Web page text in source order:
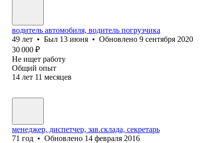
водитель автомобиля, водитель погрузчика
49 лет • Был 13 июня • Обновлено 9 сентября 2020
30 000 ₽
Не ищет работу
Общий опыт
14 лет 11 месяцев
менеджер, диспетчер, зав.склада, секретарь
71 год • Обновлено 14 февраля 2016